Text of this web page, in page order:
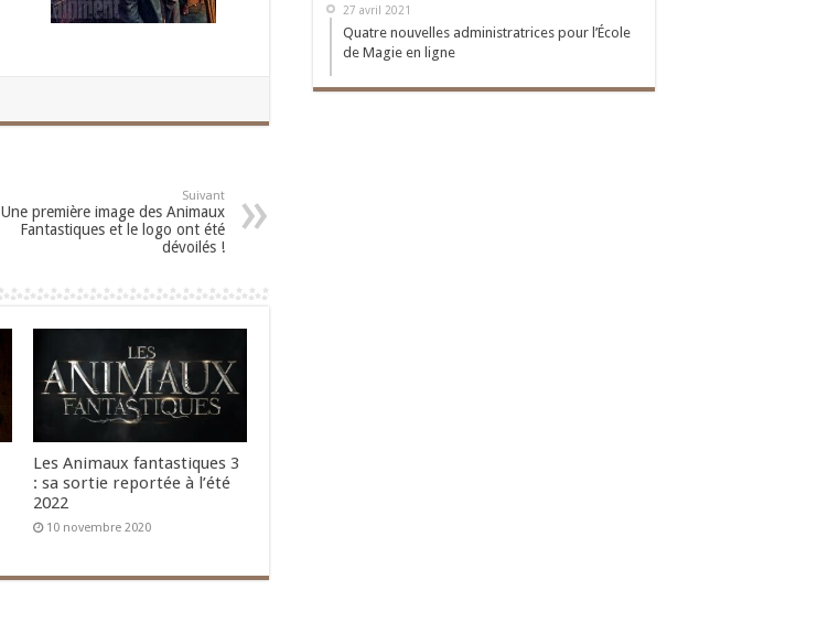
Suivant
Une première image des Animaux
Fantastiques et le logo ont été
dévoilés !
Les Animaux fantastiques 3
: sa sortie reportée à l’été
2022
10 novembre 2020
27 avril 2021
Quatre nouvelles administratrices pour l’École
de Magie en ligne